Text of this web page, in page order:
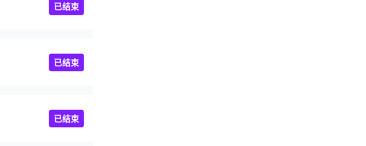
已结束
已结束
已结束